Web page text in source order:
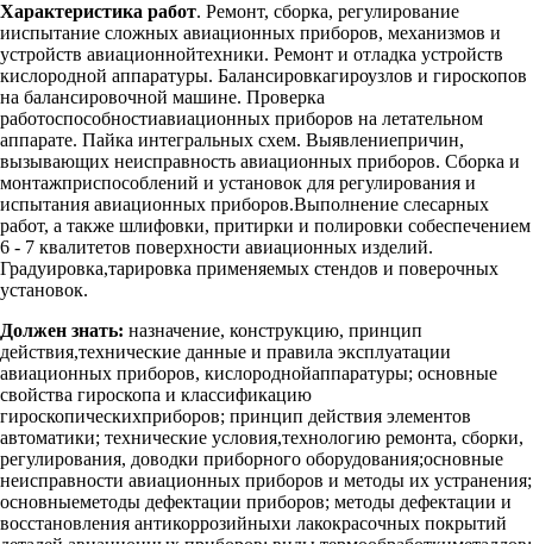
Характеристика работ. Ремонт, сборка, регулирование
ииспытание сложных авиационных приборов, механизмов и
устройств авиационнойтехники. Ремонт и отладка устройств
кислородной аппаратуры. Балансировкагироузлов и гироскопов
на балансировочной машине. Проверка
работоспособностиавиационных приборов на летательном
аппарате. Пайка интегральных схем. Выявлениепричин,
вызывающих неисправность авиационных приборов. Сборка и
монтажприспособлений и установок для регулирования и
испытания авиационных приборов.Выполнение слесарных
работ, а также шлифовки, притирки и полировки собеспечением
6 - 7 квалитетов поверхности авиационных изделий.
Градуировка,тарировка применяемых стендов и поверочных
установок.
Должен знать: назначение, конструкцию, принцип
действия,технические данные и правила эксплуатации
авиационных приборов, кислороднойаппаратуры; основные
свойства гироскопа и классификацию
гироскопическихприборов; принцип действия элементов
автоматики; технические условия,технологию ремонта, сборки,
регулирования, доводки приборного оборудования;основные
неисправности авиационных приборов и методы их устранения;
основныеметоды дефектации приборов; методы дефектации и
восстановления антикоррозийныхи лакокрасочных покрытий